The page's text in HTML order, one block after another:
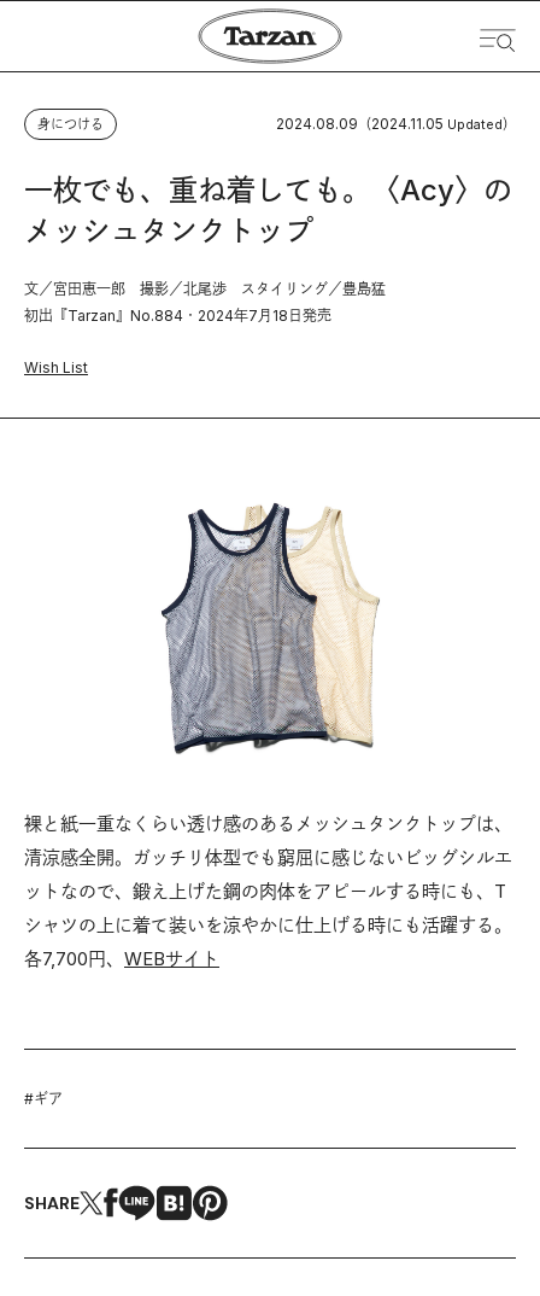
身につける 2024.08.09 （2024.11.05 Updated）
一枚でも、重ね着しても。〈Acy〉の
メッシュタンクトップ
文／宮田恵一郎 撮影／北尾渉 スタイリング／豊島猛
初出『Tarzan』No.884・2024年7月18日発売
Wish List
裸と紙一重なくらい透け感のあるメッシュタンクトップは、
清涼感全開。ガッチリ体型でも窮屈に感じないビッグシルエ
ットなので、鍛え上げた鋼の肉体をアピールする時にも、T
シャツの上に着て装いを涼やかに仕上げる時にも活躍する。
各7,700円、 WEBサイト
#ギア
SHARE